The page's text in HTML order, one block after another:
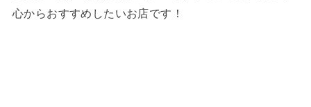
心からおすすめしたいお店です！